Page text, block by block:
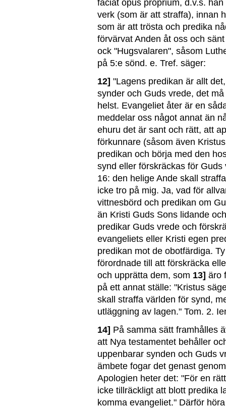
faciat opus proprium, d.v.s.
verk (som är att straffa), innan
som är att trösta och predika
förvärvat Anden åt oss och
ock "Hugsvalaren", såsom
på 5:e sönd. e. Tref. säger:
12] "Lagens predikan är allt
synder och Guds vrede, det
helst. Evangeliet åter är en
meddelar oss något annat än
ehuru det är sant och rätt, att
förkunnare (såsom även
predikan och börja med den
synd eller förskräckas för
16: den helige Ande skall
icke tro på mig. Ja, vad för
vittnesbörd och predikan om
än Kristi Guds Sons lidande
predikar Guds vrede och
evangeliets eller Kristi egen
predikan mot de obotfärdiga.
förordnade till att förskräcka
och upprätta dem, som 13] äro
på ett annat ställe: "Kristus
skall straffa världen för synd,
utläggning av lagen." Tom. 2.
14] På samma sätt framhålles
att Nya testamentet behåller
uppenbarar synden och Guds
ämbete fogar det genast
Apologien heter det: "För en
icke tillräckligt att blott predika
komma evangeliet." Därför